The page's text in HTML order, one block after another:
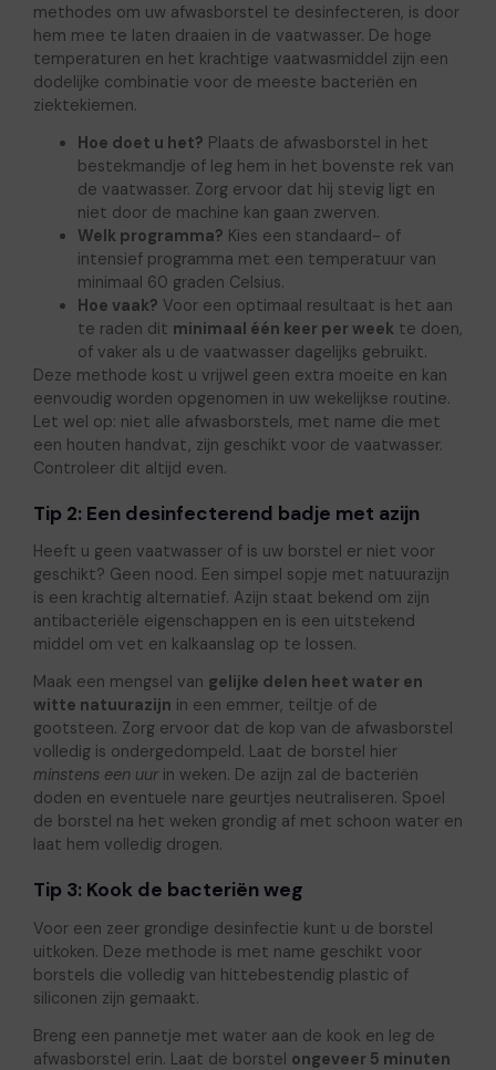
methodes om uw afwasborstel te desinfecteren, is door
hem mee te laten draaien in de vaatwasser. De hoge
temperaturen en het krachtige vaatwasmiddel zijn een
dodelijke combinatie voor de meeste bacteriën en
ziektekiemen.
Hoe doet u het? Plaats de afwasborstel in het
bestekmandje of leg hem in het bovenste rek van
de vaatwasser. Zorg ervoor dat hij stevig ligt en
niet door de machine kan gaan zwerven.
Welk programma? Kies een standaard- of
intensief programma met een temperatuur van
minimaal 60 graden Celsius.
Hoe vaak? Voor een optimaal resultaat is het aan
te raden dit minimaal één keer per weekte doen,
of vaker als u de vaatwasser dagelijks gebruikt.
Deze methode kost u vrijwel geen extra moeite en kan
eenvoudig worden opgenomen in uw wekelijkse routine.
Let wel op: niet alle afwasborstels, met name die met
een houten handvat, zijn geschikt voor de vaatwasser.
Controleer dit altijd even.
Tip 2: Een desinfecterend badje met azijn
Heeft u geen vaatwasser of is uw borstel er niet voor
geschikt? Geen nood. Een simpel sopje met natuurazijn
is een krachtig alternatief. Azijn staat bekend om zijn
antibacteriële eigenschappen en is een uitstekend
middel om vet en kalkaanslag op te lossen.
Maak een mengsel van gelijke delen heet water en
witte natuurazijn in een emmer, teiltje of de
gootsteen. Zorg ervoor dat de kop van de afwasborstel
volledig is ondergedompeld. Laat de borstel hier
minstens een uurin weken. De azijn zal de bacteriën
doden en eventuele nare geurtjes neutraliseren. Spoel
de borstel na het weken grondig af met schoon water en
laat hem volledig drogen.
Tip 3: Kook de bacteriën weg
Voor een zeer grondige desinfectie kunt u de borstel
uitkoken. Deze methode is met name geschikt voor
borstels die volledig van hittebestendig plastic of
siliconen zijn gemaakt.
Breng een pannetje met water aan de kook en leg de
afwasborstel erin. Laat de borstel ongeveer 5 minuten